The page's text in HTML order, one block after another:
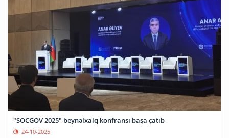
"SOCGOV 2025" beynəlxalq konfransı başa çatıb
24-10-2025